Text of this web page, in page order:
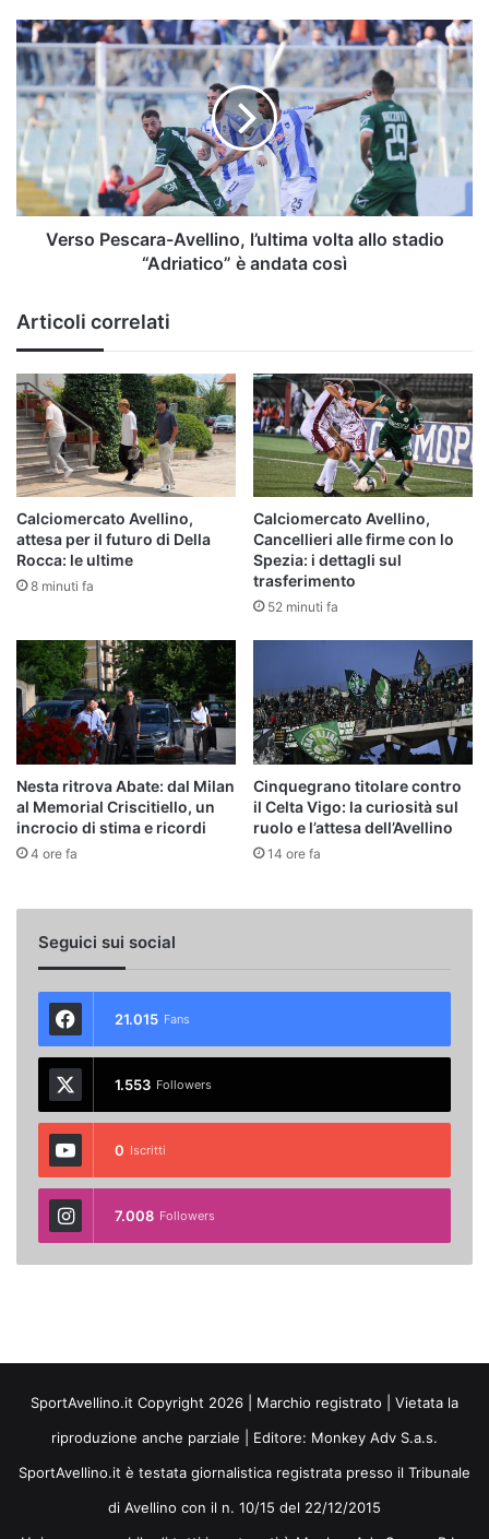
Verso
Pescara-
Avellino,
l’ultima
volta
allo
stadio
“Adriatico”
è
andataVerso Pescara-Avellino, l’ultima volta allo stadio
“Adriatico” è andata così
Articoli correlati
Calciomercato Avellino,
attesa per il futuro di Della
Rocca: le ultime
8 minuti fa
Calciomercato Avellino,
Cancellieri alle firme con lo
Spezia: i dettagli sul
trasferimento
52 minuti fa
Nesta ritrova Abate: dal Milan
al Memorial Criscitiello, un
incrocio di stima e ricordi
4 ore fa
Cinquegrano titolare contro
il Celta Vigo: la curiosità sul
ruolo e l’attesa dell’Avellino
14 ore fa
Seguici sui social
21.015 Fans
1.553 Followers
0 Iscritti
7.008 Followers
SportAvellino.it Copyright 2026 | Marchio registrato | Vietata la
riproduzione anche parziale | Editore: Monkey Adv S.a.s.
SportAvellino.it è testata giornalistica registrata presso il Tribunale
di Avellino con il n. 10/15 del 22/12/2015